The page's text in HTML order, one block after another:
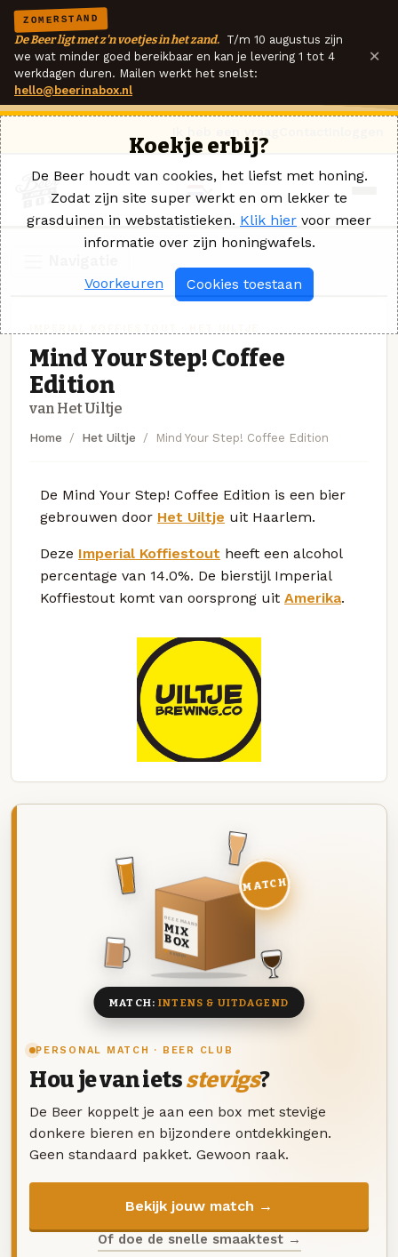
ZOMERSTAND
De Beer ligt met z'n voetjes in het zand. T/m 10 augustus zijn
we wat minder goed bereikbaar en kan je levering 1 tot 4
werkdagen duren. Mailen werkt het snelst:
hello@beerinabox.nl
×
Mind Your Step! Coffee
Edition
van Het Uiltje
Home Het Uiltje Mind Your Step! Coffee Edition
De Mind Your Step! Coffee Edition is een bier
gebrouwen door Het Uiltje uit Haarlem.
Deze Imperial Koffiestout heeft een alcohol
percentage van 14.0%. De bierstijl Imperial
Koffiestout komt van oorsprong uit Amerika.
PERSONAL MATCH · BEER CLUB
Hou je van ietsstevigs?
De Beer koppelt je aan een box met stevige
donkere bieren en bijzondere ontdekkingen.
Geen standaard pakket. Gewoon raak.
Bekijk jouw match →
Of doe de snelle smaaktest →
DEZE MAAND
MIX
BOX
8 BIEREN
MATCH
MATCH:INTENS & UITDAGEND
Koekje erbij?
De Beer houdt van cookies, het liefst met honing.
Zodat zijn site super werkt en om lekker te
grasduinen in webstatistieken. Klik hier voor meer
informatie over zijn honingwafels.
Voorkeuren Cookies toestaan